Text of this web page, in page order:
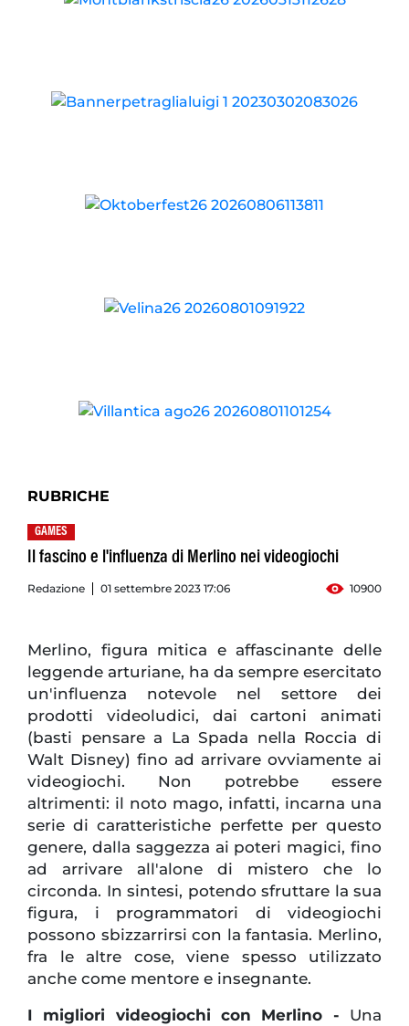
RUBRICHE
GAMES
Il fascino e l'influenza di Merlino nei videogiochi
Redazione 01 settembre 2023 17:06 10900
Merlino, figura mitica e affascinante delle
leggende arturiane, ha da sempre esercitato
un'influenza notevole nel settore dei
prodotti videoludici, dai cartoni animati
(basti pensare a La Spada nella Roccia di
Walt Disney) fino ad arrivare ovviamente ai
videogiochi. Non potrebbe essere
altrimenti: il noto mago, infatti, incarna una
serie di caratteristiche perfette per questo
genere, dalla saggezza ai poteri magici, fino
ad arrivare all'alone di mistero che lo
circonda. In sintesi, potendo sfruttare la sua
figura, i programmatori di videogiochi
possono sbizzarrirsi con la fantasia. Merlino,
fra le altre cose, viene spesso utilizzato
anche come mentore e insegnante.
I migliori videogiochi con Merlino - Una